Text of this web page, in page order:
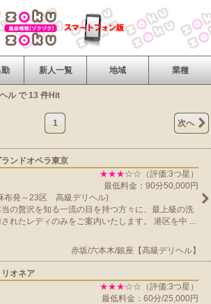
新人一覧 地域 業種
ル で 13 件Hit
1 次へ
ランドオペラ東京
★★★☆☆（評価:3つ星）
最低料金：90分50,000円
布発～23区 高級デリヘル)
の贅沢を知る一流の目を持つ方々に、最上級の洗
れたレディのみをご案内いたします。 港区を中 ...
赤坂/六本木/銀座【高級デリヘル】
リオネア
★★★☆☆（評価:3つ星）
最低料金：60分/25,000円